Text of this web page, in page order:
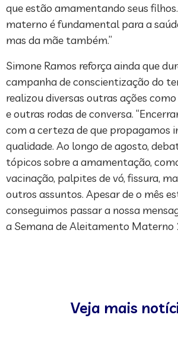
que estão amamentando seus
materno é fundamental para a
mas da mãe também.”
Simone Ramos reforça ainda que
campanha de conscientização do
realizou diversas outras ações
e outras rodas de conversa.
com a certeza de que propagamos
qualidade. Ao longo de agosto,
tópicos sobre a amamentação,
vacinação, palpites de vó, fissura,
outros assuntos. Apesar de o mês
conseguimos passar a nossa
a Semana de Aleitamento Materno
Veja mais